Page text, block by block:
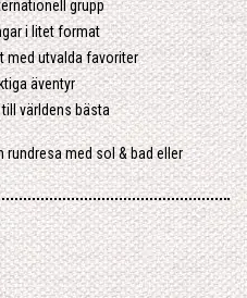
grupp
i litet format
med utvalda favoriter
äventyr
världens bästa
rundresa med sol & bad eller